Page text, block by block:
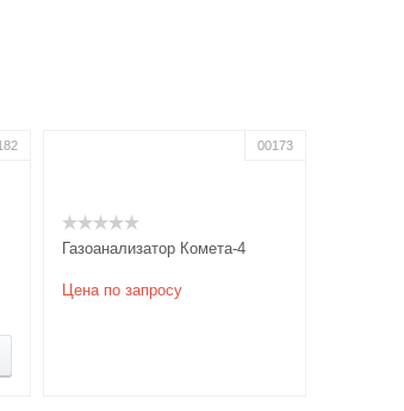
00173
Газоанализатор Комета-4
Цена по запросу